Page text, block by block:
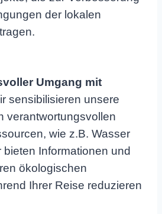
der lokalen
Umgang mit
sensibilisieren unsere
verantwortungsvollen
wie z.B. Wasser
bieten Informationen und
ökologischen
Ihrer Reise reduzieren